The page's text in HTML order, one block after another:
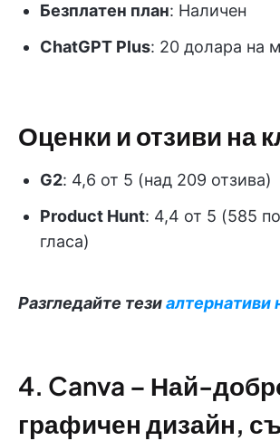
Безплатен план: Наличен
ChatGPT Plus: 20 долара на
Оценки и отзиви на
G2: 4,6 от 5 (над 209 отзива)
Product Hunt: 4,4 от 5 (585
гласа)
Разгледайте тезиалтернативи
4. Canva – Най-
графичен дизайн,